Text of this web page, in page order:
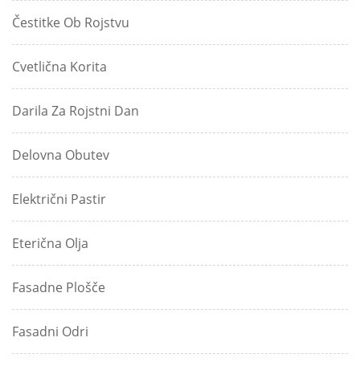
Čestitke Ob Rojstvu
Cvetlična Korita
Darila Za Rojstni Dan
Delovna Obutev
Električni Pastir
Eterična Olja
Fasadne Plošče
Fasadni Odri